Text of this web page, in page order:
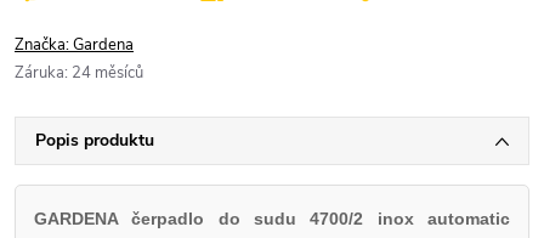
Značka:Gardena
Záruka: 24 měsíců
Popis produktu
GARDENA čerpadlo do sudu 4700/2 inox automatic